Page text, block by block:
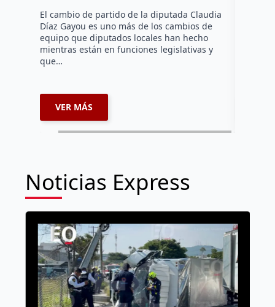
El cambio de partido de la diputada Claudia
Díaz Gayou es uno más de los cambios de
equipo que diputados locales han hecho
mientras están en funciones legislativas y
que…
VER MÁS
Noticias Express